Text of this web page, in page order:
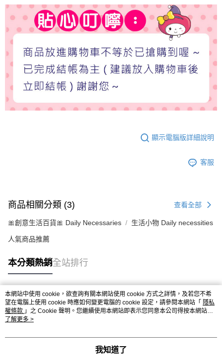
顯示電腦版詳細說明
客服
商品相關分類 (3) 查看全部
🎀創意生活百貨🎀 Daily Necessaries 生活小物 Daily necessities
人氣商品推薦
本分類熱銷全站排行
熱門標籤
本網站中使用 cookie，欲查詢有關本網站使用 cookie 方式之詳情，及若您不希
望在電腦上使用 cookie 時應如何變更電腦的 cookie 設定，請參閱本網站「 隱私
權條款 」之 Cookie 聲明。您繼續使用本網站即表示您同意本公司得按本網站使
用條款之 Cookie 聲明使用 cookie。
了解更多 >
我知道了